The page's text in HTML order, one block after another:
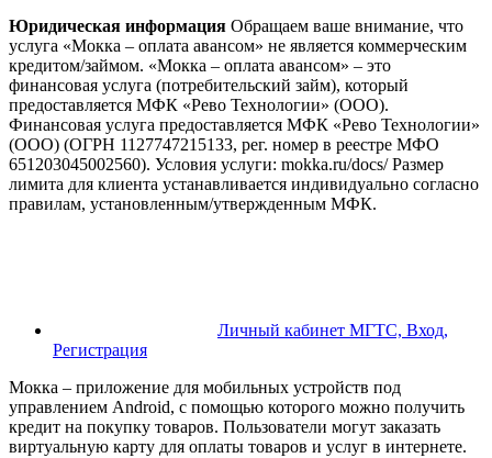
Юридическая информация Обращаем ваше внимание, что
услуга «Мокка – оплата авансом» не является коммерческим
кредитом/займом. «Мокка – оплата авансом» – это
финансовая услуга (потребительский займ), который
предоставляется МФК «Рево Технологии» (ООО).
Финансовая услуга предоставляется МФК «Рево Технологии»
(ООО) (ОГРН 1127747215133, рег. номер в реестре МФО
651203045002560). Условия услуги: mokka.ru/docs/ Размер
лимита для клиента устанавливается индивидуально согласно
правилам, установленным/утвержденным МФК.
Личный кабинет МГТС, Вход,
Регистрация
Мокка – приложение для мобильных устройств под
управлением Android, с помощью которого можно получить
кредит на покупку товаров. Пользователи могут заказать
виртуальную карту для оплаты товаров и услуг в интернете.